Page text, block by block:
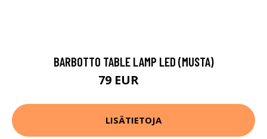
BARBOTTO TABLE LAMP LED (MUSTA)
79 EUR
LISÄTIETOJA